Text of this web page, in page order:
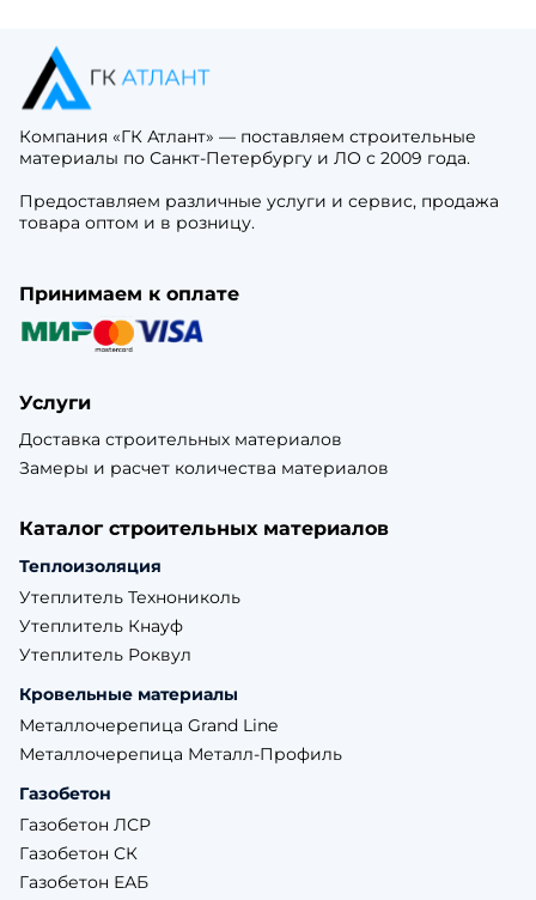
Компания «ГК Атлант» — поставляем строительные
материалы по Санкт-Петербургу и ЛО с 2009 года.
Предоставляем различные услуги и сервис, продажа
товара оптом и в розницу.
Принимаем к оплате
Услуги
Доставка строительных материалов
Замеры и расчет количества материалов
Каталог строительных материалов
Теплоизоляция
Утеплитель Технониколь
Утеплитель Кнауф
Утеплитель Роквул
Кровельные материалы
Металлочерепица Grand Line
Металлочерепица Металл-Профиль
Газобетон
Газобетон ЛСР
Газобетон СК
Газобетон ЕАБ